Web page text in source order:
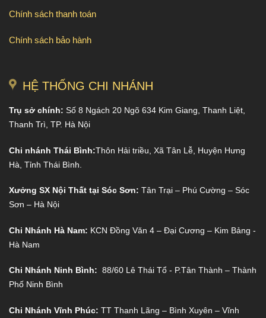
Chính sách thanh toán
Chính sách bảo hành
HỆ THỐNG CHI NHÁNH
Trụ sở chính: Số 8 Ngách 20 Ngõ 634 Kim Giang, Thanh Liệt,
Thanh Trì, TP. Hà Nội
Chi nhánh Thái Bình:Thôn Hải triều, Xã Tân Lễ, Huyện Hưng
Hà, Tỉnh Thái Bình.
Xưởng SX Nội Thất tại Sóc Sơn: Tân Trại – Phú Cường – Sóc
Sơn – Hà Nội
Chi Nhánh Hà Nam: KCN Đồng Văn 4 – Đại Cương – Kim Bảng -
Hà Nam
Chi Nhánh Ninh Bình: 88/60 Lê Thái Tổ - P.Tân Thành – Thành
Phố Ninh Bình
Chi Nhánh Vĩnh Phúc: TT Thanh Lãng – Bình Xuyên – Vĩnh